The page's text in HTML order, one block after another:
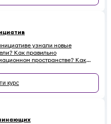
узнали новые
Как правильно
пространстве? Как
курс